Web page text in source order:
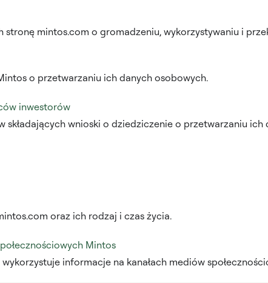
mintos.com o gromadzeniu, wykorzystywaniu i
o przetwarzaniu ich danych osobowych.
inwestorów
składających wnioski o dziedziczenie o przetwarzaniu ich
oraz ich rodzaj i czas życia.
Mintos
informacje na kanałach mediów